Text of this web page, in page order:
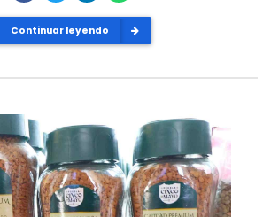
Continuar leyendo